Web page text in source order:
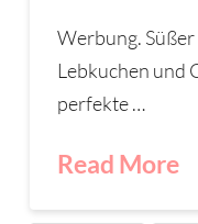
Werbung.
Lebkuchen und
perfekte …
Read More